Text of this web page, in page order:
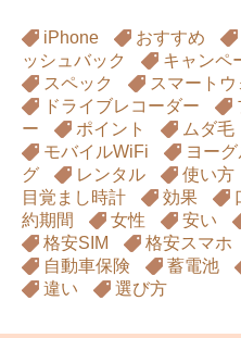
iPhone おすすめ
ッシュバック
キャンペ
スペック
スマートウ
ドライブレコーダー
ー
ポイント ムダ毛
モバイルWiFi
ヨー
グ
レンタル 使い方
目覚まし時計
効果
約期間
女性 安い
格安SIM
格安スマホ
自動車保険
蓄電池
違い
選び方